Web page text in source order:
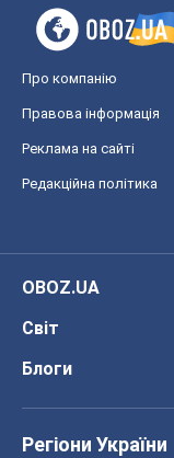
Про компанію
Правова інформація
Реклама на сайті
Редакційна політика
OBOZ.UA
Світ
Блоги
Регіони України